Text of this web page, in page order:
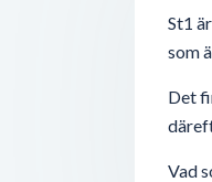
St1
som
Det
Vad